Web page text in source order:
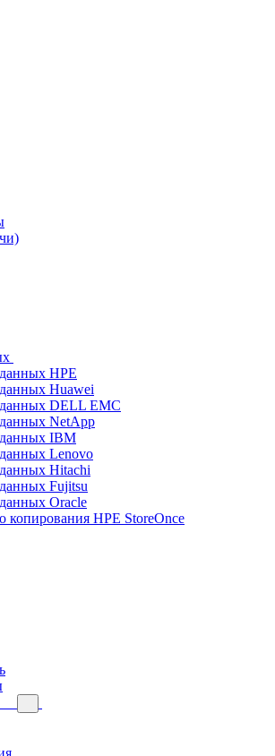
HPE
Huawei
DELL EMC
NetApp
IBM
Lenovo
Hitachi
Fujitsu
Oracle
копирования HPE StoreOnce